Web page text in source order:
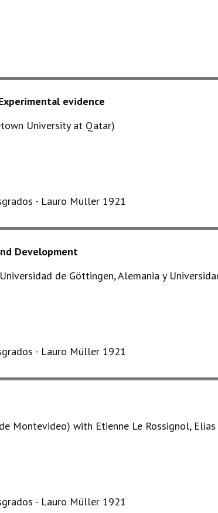
evidence
University at Qatar)
- Lauro Müller 1921
Development
de Göttingen, Alemania y
- Lauro Müller 1921
Montevideo) with Etienne Le Rossignol,
- Lauro Müller 1921